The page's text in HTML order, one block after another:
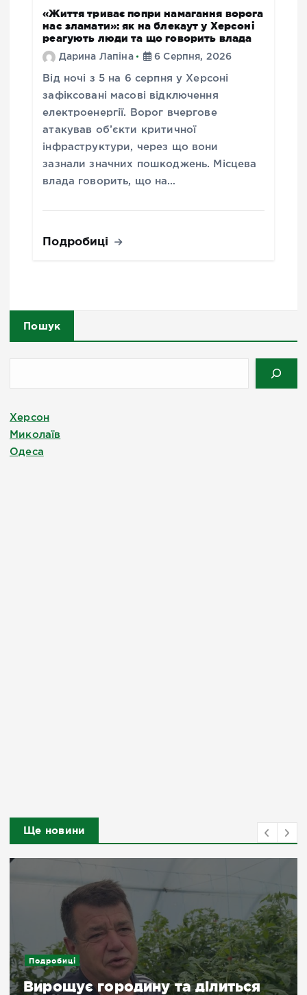
«Життя триває попри намагання ворога
нас зламати»: як на блекаут у Херсоні
реагують люди та що говорить влада
Дарина Лапіна 6 Серпня, 2026
Від ночі з 5 на 6 серпня у Херсоні
зафіксовані масові відключення
електроенергії. Ворог вчергове
атакував об’єкти критичної
інфраструктури, через що вони
зазнали значних пошкоджень. Місцева
влада говорить, що на…
Подробиці
Пошук
Херсон
Миколаїв
Одеса
Ще новини
Новини